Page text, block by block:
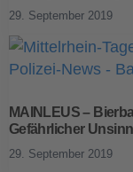
29. September 2019
MAINLEUS –
Gefährlicher Unsinn
29. September 2019